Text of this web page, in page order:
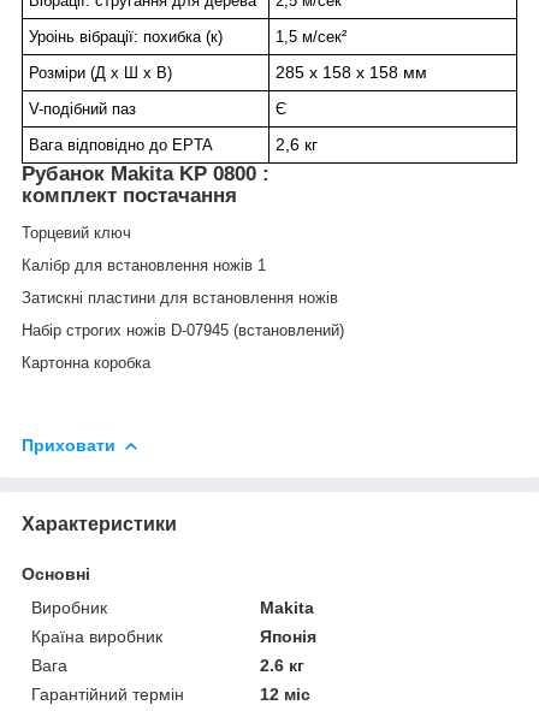
Уроінь вібрації: похибка (к)
1,5 м/сек²
Розміри (Д х Ш х В)
285 x 158 x 158 мм
V-подібний паз
Є
Вага відповідно до EPTA
2,6 кг
Рубанок Makita KP 0800 :
комплект постачання
Торцевий ключ
Калібр для встановлення ножів 1
Затискні пластини для встановлення ножів
Набір строгих ножів D-07945 (встановлений)
Картонна коробка
Приховати
Характеристики
Основні
Виробник
Makita
Країна виробник
Японія
Вага
2.6 кг
Гарантійний термін
12 міс